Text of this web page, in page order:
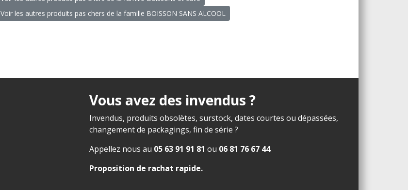
Voir les autres produits pas chers de la famille BOISSON SANS ALCOOL
Vous avez des invendus ?
Invendus, produits obsolètes, surstock, dates courtes ou dépassées,
changement de packagings, fin de série ?
Appellez nous au 05 63 91 91 81 ou 06 81 76 67 44.
Proposition de rachat rapide.